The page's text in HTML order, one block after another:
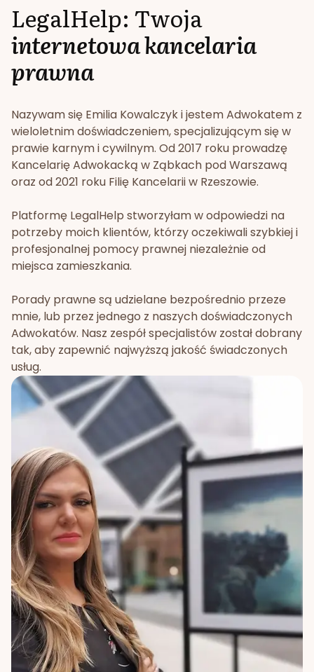
LegalHelp: Twoja
internetowa kancelaria
prawna
Nazywam się Emilia Kowalczyk i jestem Adwokatem z
wieloletnim doświadczeniem, specjalizującym się w
prawie karnym i cywilnym. Od 2017 roku prowadzę
Kancelarię Adwokacką w Ząbkach pod Warszawą
oraz od 2021 roku Filię Kancelarii w Rzeszowie.
Platformę LegalHelp stworzyłam w odpowiedzi na
potrzeby moich klientów, którzy oczekiwali szybkiej i
profesjonalnej pomocy prawnej niezależnie od
miejsca zamieszkania.
Porady prawne są udzielane bezpośrednio przeze
mnie, lub przez jednego z naszych doświadczonych
Adwokatów. Nasz zespół specjalistów został dobrany
tak, aby zapewnić najwyższą jakość świadczonych
usług.